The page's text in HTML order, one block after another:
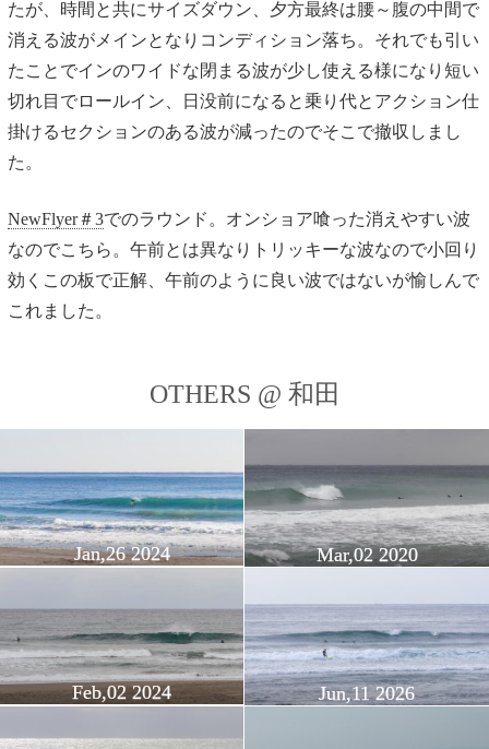
たが、時間と共にサイズダウン、夕方最終は腰～腹の中間で
消える波がメインとなりコンディション落ち。それでも引い
たことでインのワイドな閉まる波が少し使える様になり短い
切れ目でロールイン、日没前になると乗り代とアクション仕
掛けるセクションのある波が減ったのでそこで撤収しまし
た。
NewFlyer＃3でのラウンド。オンショア喰った消えやすい波
なのでこちら。午前とは異なりトリッキーな波なので小回り
効くこの板で正解、午前のように良い波ではないが愉しんで
これました。
OTHERS @ 和田
Jan,26 2024 Mar,02 2020
Feb,02 2024 Jun,11 2026